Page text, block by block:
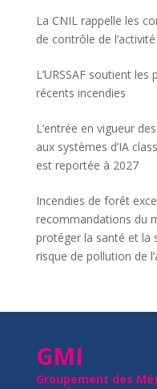
La CNIL rappelle les
de contrôle de
L’URSSAF soutient
récents incendies
L’entrée en vigueur
aux systèmes d’IA
est reportée à 2027
Incendies de forêt
recommandations du
protéger la santé et la
risque de pollution de
GMI
Groupement des